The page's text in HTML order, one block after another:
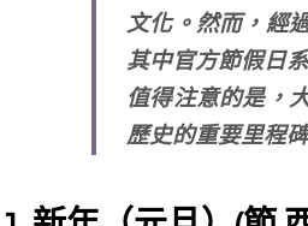
文化。然而，經
其中官方節假日
值得注意的是，
歷史的重要里程